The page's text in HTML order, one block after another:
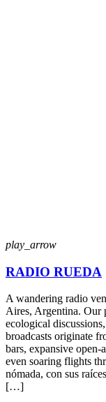
play_arrow
RADIO RUEDA
A wandering radio
Aires, Argentina. Our
ecological
broadcasts originate
bars, expansive
even soaring flights
nómada, con sus
[…]